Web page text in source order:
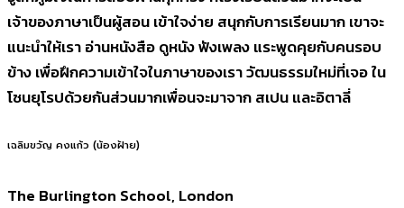
เจ้าของภาษาเป็นผู้สอน เข้าใจง่าย สนุกกับการเรียนมาก เขาจะ
แนะนำให้เรา อ่านหนังสือ ดูหนัง ฟังเพลง แระพูดคุยกับคนรอบ
ข้าง เพื่อฝึกความเข้าใจในภาษาของเรา วัฒนธรรมใหม่ที่เจอ ใน
โซนยุโรปด้วยกันส่วนมากเพื่อนจะมาจาก สเปน และอิตาลี่
เฉลิมขวัญ คงแก้ว (น้องฝ้าย)
The Burlington School, London